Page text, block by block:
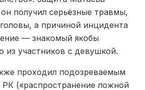
получил серьёзные травмы,
а причиной инцидента
— знакомый якобы
из участников с девушкой.
проходил подозреваемым
РК («распространение ложной